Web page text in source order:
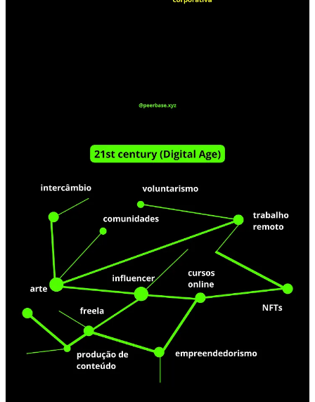
bytes não são como átomos
2. Entender os fundamentos de Blockchains
Uma das narrativas mais fortes entre
necessidade de tornar o lado "cripto" transparente para as pessoas.
Mas isso só se aplica para o
"usuário"das aplicações.
Claro, você não deveria precisar explicar o que é
HASH
BLOCKCHAINpara o usuário da sua plataforma de social media,
por exemplo.
No entanto, na Peerbase nós formamos potenciais
Creators,
Builders, Empreendedores e Investidores
Se você quer extrair valor dessas tecnologias mágicas, você precisa
conceitos básicos técnicos